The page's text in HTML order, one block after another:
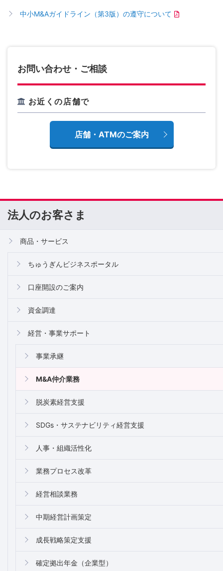
中小M&Aガイドライン（第3版）の遵守について
お問い合わせ・ご相談
お近くの店舗で
店舗・ATMのご案内
法人のお客さま
商品・サービス
ちゅうぎんビジネスポータル
口座開設のご案内
資金調達
経営・事業サポート
事業承継
M&A仲介業務
脱炭素経営支援
SDGs・サステナビリティ経営支援
人事・組織活性化
業務プロセス改革
経営相談業務
中期経営計画策定
成長戦略策定支援
確定拠出年金（企業型）